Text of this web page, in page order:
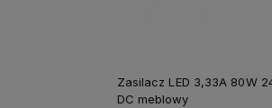
Zasilacz LED 3,33A 80W 24V
DC meblowy